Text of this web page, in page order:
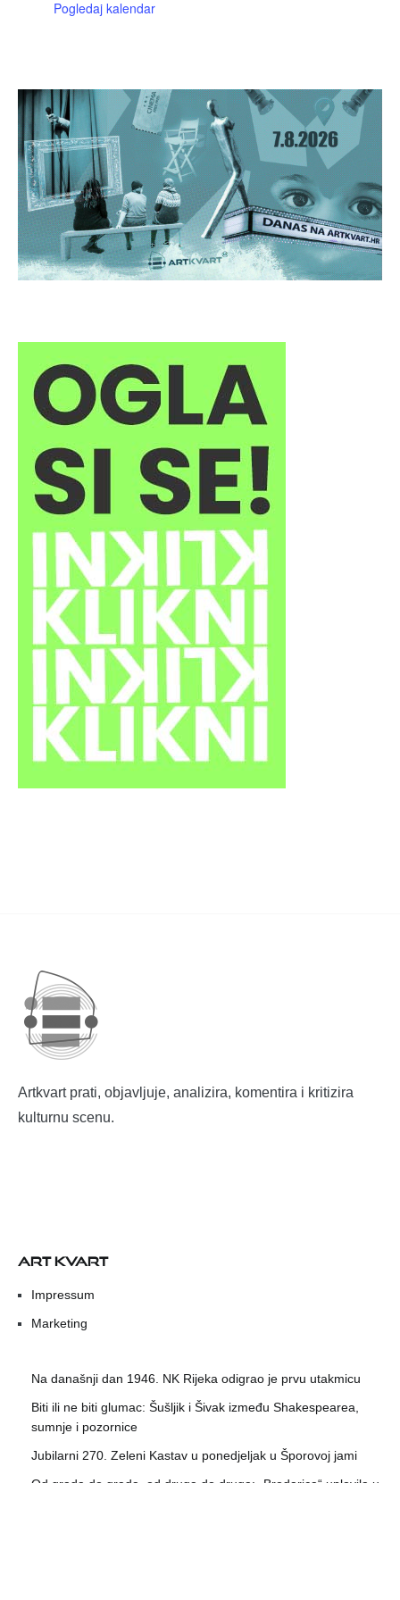
Pogledaj kalendar
Artkvart prati, objavljuje, analizira, komentira i kritizira
kulturnu scenu.
ART KVART
Impressum
Marketing
Na današnji dan 1946. NK Rijeka odigrao je prvu utakmicu
Biti ili ne biti glumac: Šušljik i Šivak između Shakespearea,
sumnje i pozornice
Jubilarni 270. Zeleni Kastav u ponedjeljak u Šporovoj jami
Od grada do grada, od druga do druga: „Brodarica“ uplovila u